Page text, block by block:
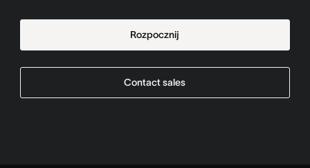
Rozpocznij
Contact sales